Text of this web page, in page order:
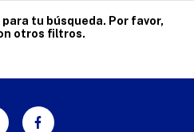
tu búsqueda. Por favor,
otros filtros.